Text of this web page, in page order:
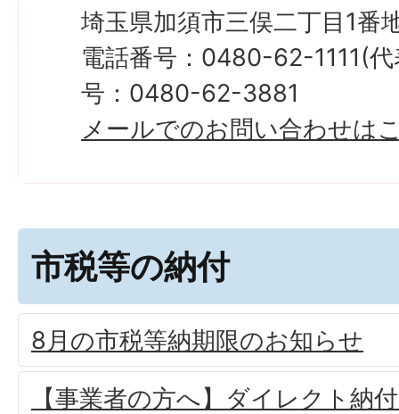
埼玉県加須市三俣二丁目1番
電話番号：0480-62-1111(
号：0480-62-3881
メールでのお問い合わせは
市税等の納付
8月の市税等納期限のお知らせ
【事業者の方へ】ダイレクト納